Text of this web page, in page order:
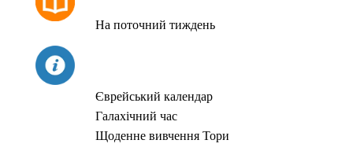
На поточний тиждень
Єврейський календар
Галахічний час
Щоденне вивчення Тори